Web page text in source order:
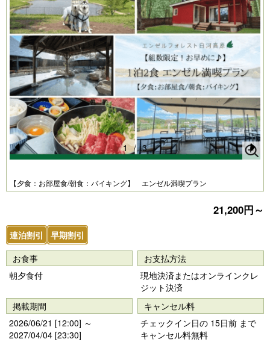
Pr
e
u
s
【夕食：お部屋食/朝食：バイキング】 エンゼル満喫プラン
N
1 / 3
21,200円～
連泊割引
早期割引
お食事
朝夕食付
お支払方法
現地決済またはオンラインクレ
ジット決済
掲載期間
2026/06/21 [12:00] ～
2027/04/04 [23:30]
キャンセル料
チェックイン日の 15日前 まで
キャンセル料無料